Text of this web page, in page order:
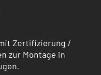
Zertifizierung /
zur Montage in